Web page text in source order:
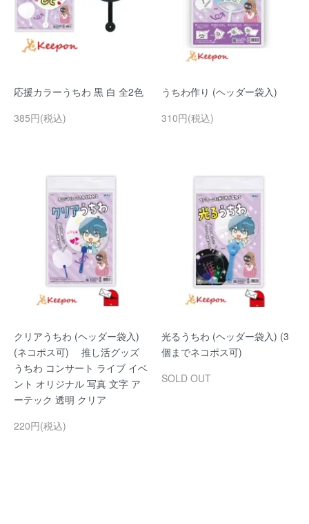
応援カラーうちわ 黒 白 全2色
385円(税込)
うちわ作り (ヘッダー袋入)
310円(税込)
クリアうちわ (ヘッダー袋入)
(ネコポス可) 推し活グッズ
うちわ コンサート ライブ イベ
ント オリジナル 写真 文字 ア
ーテック 透明 クリア
220円(税込)
光るうちわ (ヘッダー袋入) (3
個までネコポス可)
SOLD OUT